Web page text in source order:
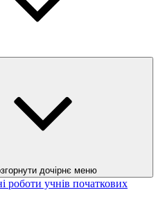
дочірнє меню
роботи учнів початкових